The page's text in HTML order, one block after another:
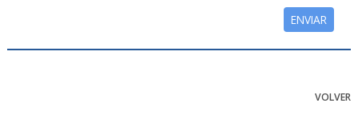
VOLVER